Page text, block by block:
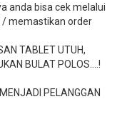
anda bisa cek melalui
/ memastikan order
TABLET UTUH,
BULAT POLOS….!
PELANGGAN